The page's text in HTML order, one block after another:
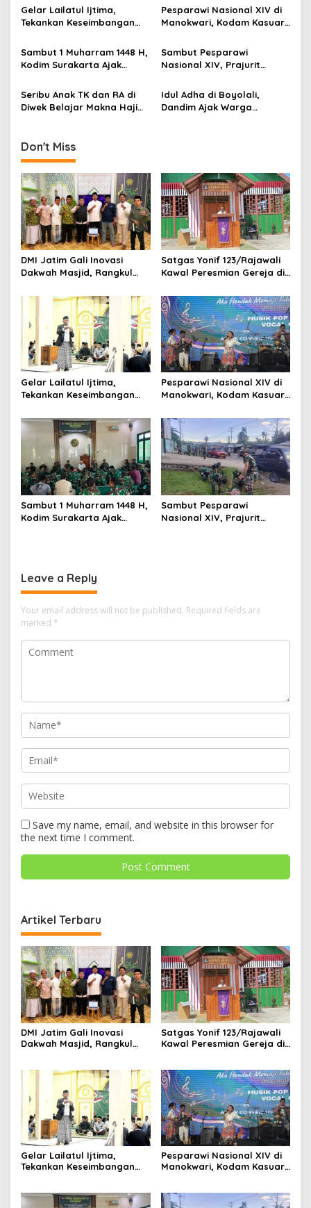
a
i
o
n
Warga Perkuat Stabilitas
Papua Selatan
Gelar Lailatul Ijtima,
Tekankan Keseimbangan
Pesparawi Nasional XIV di
Manokwari, Kodam Kasuari
Sambut 1 Muharram 1448 H,
Kodim Surakarta Ajak
Semangat Kebersamaan
Sambut Pesparawi
Nasional XIV, Prajurit
Manokwari
Seribu Anak TK dan RA di
Diwek Belajar Makna Haji
Idul Adha di Boyolali,
Dandim Ajak Warga
Don't Miss
DMI Jatim Gali Inovasi
Dakwah Masjid, Rangkul
Satgas Yonif 123/Rajawali
Kawal Peresmian Gereja di
Warga Perkuat Stabilitas
Papua Selatan
Gelar Lailatul Ijtima,
Tekankan Keseimbangan
Pesparawi Nasional XIV di
Manokwari, Kodam Kasuari
Sambut 1 Muharram 1448 H,
Kodim Surakarta Ajak
Sambut Pesparawi
Nasional XIV, Prajurit
Leave a Reply
Your email address will not be published. Required fields are
marked *
Save my name, email, and website in this browser for
the next time I comment.
Artikel Terbaru
DMI Jatim Gali Inovasi
Dakwah Masjid, Rangkul
Satgas Yonif 123/Rajawali
Kawal Peresmian Gereja di
Papua Selatan
Gelar Lailatul Ijtima,
Tekankan Keseimbangan
Pesparawi Nasional XIV di
Manokwari, Kodam Kasuari